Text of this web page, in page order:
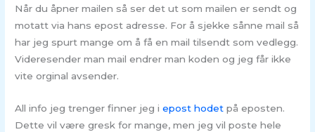
Når du åpner mailen så ser det ut som mailen er sendt og
motatt via hans epost adresse. For å sjekke sånne mail så
har jeg spurt mange om å få en mail tilsendt som vedlegg.
Videresender man mail endrer man koden og jeg får ikke
vite orginal avsender.
All info jeg trenger finner jeg iepost hodet på eposten.
Dette vil være gresk for mange, men jeg vil poste hele